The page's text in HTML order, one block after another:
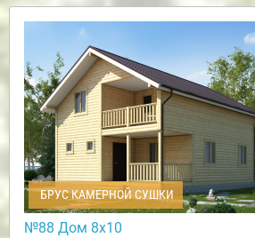
БРУС КАМЕРНОЙ СУШКИ
№88 Дом 8х10